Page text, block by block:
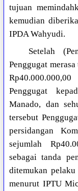
tujuan
kemudian
IPDA Wahyudi.
Setelah
Penggugat
Penggugat
Manado, dan
tersebut
persidangan
sejumlah
sebagai tanda
ditemukan
menurut IPTU